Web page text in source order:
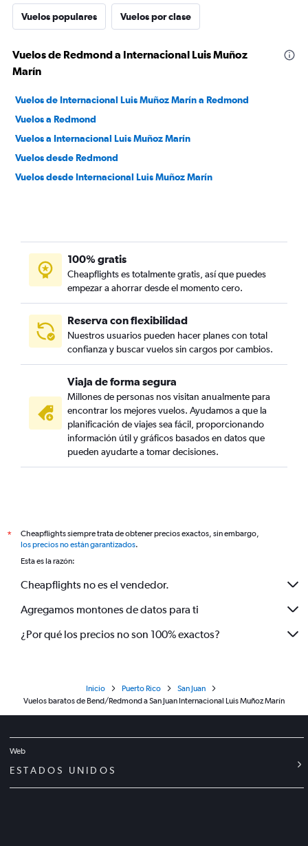
Vuelos populares Vuelos por clase
Vuelos de Redmond a Internacional Luis Muñoz
Marín
Vuelos de Internacional Luis Muñoz Marín a Redmond
Vuelos a Redmond
Vuelos a Internacional Luis Muñoz Marín
Vuelos desde Redmond
Vuelos desde Internacional Luis Muñoz Marín
100% gratis
Cheapflights es totalmente gratis, así que puedes
empezar a ahorrar desde el momento cero.
Reserva con flexibilidad
Nuestros usuarios pueden hacer planes con total
confianza y buscar vuelos sin cargos por cambios.
Viaja de forma segura
Millones de personas nos visitan anualmente para
encontrar los mejores vuelos. Ayudamos a que la
planificación de viajes sea fácil, proporcionando
información útil y gráficos basados en datos que
pueden ayudarte a tomar decisiones.
*
Cheapflights siempre trata de obtener precios exactos, sin embargo,
los precios no están garantizados.
Esta es la razón:
Cheapflights no es el vendedor.
Agregamos montones de datos para ti
¿Por qué los precios no son 100% exactos?
Inicio Puerto Rico
San Juan
Vuelos baratos de Bend/Redmond a San Juan Internacional Luis Muñoz Marín
Web
ESTADOS UNIDOS